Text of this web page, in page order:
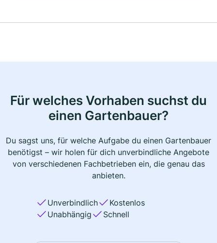
Für welches Vorhaben suchst du
einen Gartenbauer?
Du sagst uns, für welche Aufgabe du einen Gartenbauer
benötigst – wir holen für dich unverbindliche Angebote
von verschiedenen Fachbetrieben ein, die genau das
anbieten.
Unverbindlich
Kostenlos
Unabhängig
Schnell